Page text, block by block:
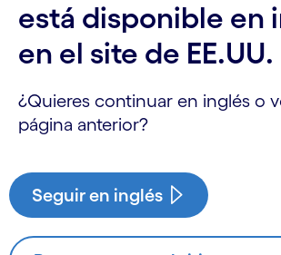
está disponible en
en el site de EE.UU.
¿Quieres continuar en inglés o
página anterior?
Seguir en inglés